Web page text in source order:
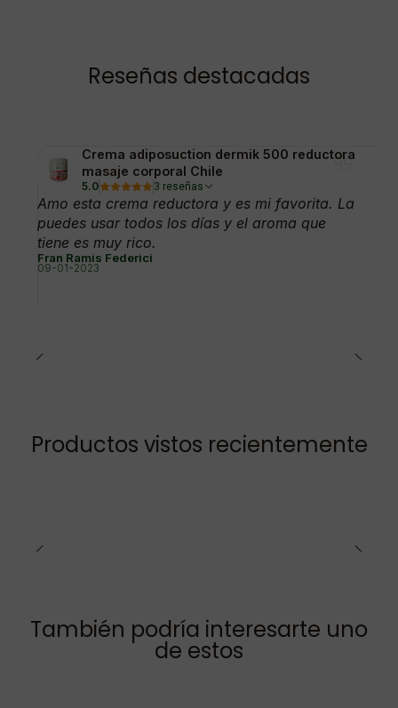
Reseñas destacadas
Crema adiposuction dermik 500 reductora
masaje corporal Chile
5.0 3 reseñas
Amo esta crema reductora y es mi favorita. La
puedes usar todos los días y el aroma que
tiene es muy rico.
Fran Ramis Federici
09-01-2023
Productos vistos recientemente
También podría interesarte uno
de estos